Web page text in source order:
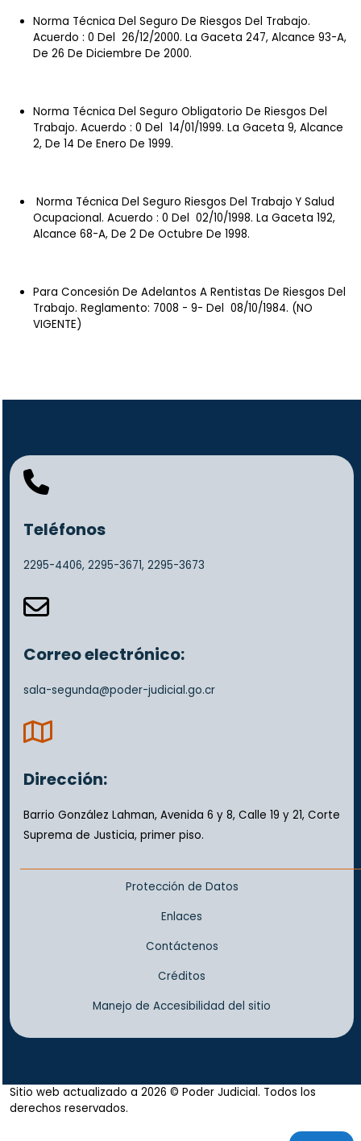
Norma Técnica Del Seguro De Riesgos Del Trabajo.
Acuerdo : 0 Del 26/12/2000. La Gaceta 247, Alcance 93-A,
De 26 De Diciembre De 2000.
Norma Técnica Del Seguro Obligatorio De Riesgos Del
Trabajo. Acuerdo : 0 Del 14/01/1999. La Gaceta 9, Alcance
2, De 14 De Enero De 1999.
Norma Técnica Del Seguro Riesgos Del Trabajo Y Salud
Ocupacional. Acuerdo : 0 Del 02/10/1998. La Gaceta 192,
Alcance 68-A, De 2 De Octubre De 1998.
Para Concesión De Adelantos A Rentistas De Riesgos Del
Trabajo. Reglamento: 7008 - 9- Del 08/10/1984. (NO
VIGENTE)
fa-
Teléfonos
2295-4406, 2295-3671, 2295-3673
fa
fa-
o
Correo electrónico:
sala-segunda@poder-judicial.go.cr
far
fa-
Dirección:
Barrio González Lahman, Avenida 6 y 8, Calle 19 y 21, Corte
Suprema de Justicia, primer piso.
Protección de Datos
Enlaces
Contáctenos
Créditos
Manejo de Accesibilidad del sitio
Sitio web actualizado a 2026 © Poder Judicial. Todos los
derechos reservados.